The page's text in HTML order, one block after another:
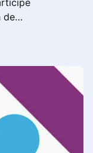
de…